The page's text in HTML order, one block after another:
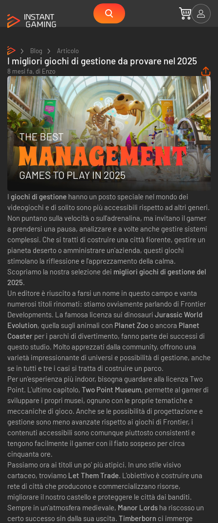
Blog Articolo
I migliori giochi di gestione da provare nel 2025
8 mesi fa, di Enzo
I giochi di gestione hanno un posto speciale nel mondo dei
videogiochi e di solito sono più accessibili rispetto ad altri generi.
Non puntano sulla velocità o sull'adrenalina, ma invitano il gamer
a prendersi una pausa, analizzare e a volte anche gestire sistemi
complessi. Che si tratti di costruire una città fiorente, gestire un
pianeta deserto o amministrare un'azienda, questi giochi
stimolano la riflessione e l'apprezzamento della calma.
Scopriamo la nostra selezione dei migliori giochi di gestione del
2025.
Un editore è riuscito a farsi un nome in questo campo e vanta
numerosi titoli rinomati: stiamo ovviamente parlando di Frontier
Developments. La famosa licenza sui dinosauri Jurassic World
Evolution, quella sugli animali con Planet Zoo o ancora Planet
Coaster per i parchi di divertimento, fanno parte dei successi di
questo studio. Molto apprezzati dalla community, offrono una
varietà impressionante di universi e possibilità di gestione, anche
se in tutti e tre i casi si tratta di costruire un parco.
Per un'esperienza più indoor, bisogna guardare alla licenza Two
Point. L'ultimo capitolo, Two Point Museum, permette al gamer di
sviluppare i propri musei, ognuno con le proprie tematiche e
meccaniche di gioco. Anche se le possibilità di progettazione e
gestione sono meno avanzate rispetto ai giochi di Frontier, i
contenuti accessibili sono comunque piuttosto consistenti e
tengono facilmente il gamer con il fiato sospeso per circa
cinquanta ore.
Passiamo ora ai titoli un po' più atipici. In uno stile visivo
cartaceo, troviamo Let Them Trade. L'obiettivo è costruire una
rete di città che producono e commercializzano risorse,
migliorare il nostro castello e proteggere le città dai banditi.
Sempre in un'atmosfera medievale, Manor Lords ha riscosso un
certo successo sin dalla sua uscita. Timberborn ci immerge